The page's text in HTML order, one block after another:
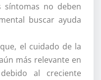
síntomas no deben
buscar ayuda
el cuidado de la
más relevante en
al creciente